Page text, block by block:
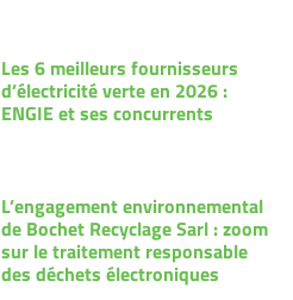
Les 6 meilleurs fournisseurs
d’électricité verte en 2026 :
ENGIE et ses concurrents
L’engagement environnemental
de Bochet Recyclage Sarl : zoom
sur le traitement responsable
des déchets électroniques